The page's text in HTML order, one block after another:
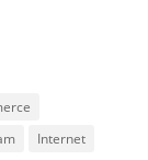
Internet